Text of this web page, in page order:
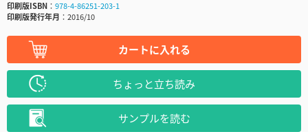
印刷版ISBN
978-4-86251-203-1
印刷版発行年月
2016/10
カートに入れる
ちょっと立ち読み
サンプルを読む